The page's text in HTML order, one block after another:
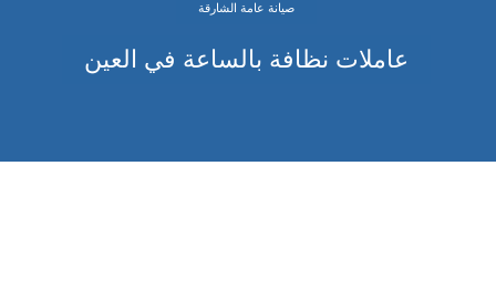
صيانة عامة الشارقة
عاملات نظافة بالساعة في العين